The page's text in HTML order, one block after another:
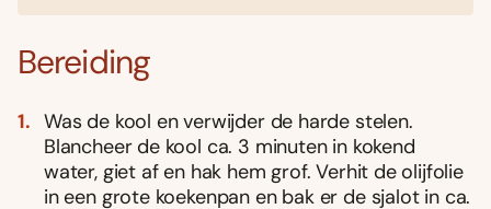
Bereiding
Was de kool en verwijder de harde stelen.
Blancheer de kool ca. 3 minuten in kokend
water, giet af en hak hem grof. Verhit de olijfolie
in een grote koekenpan en bak er de sjalot in ca.